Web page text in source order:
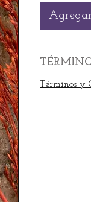
Términos y